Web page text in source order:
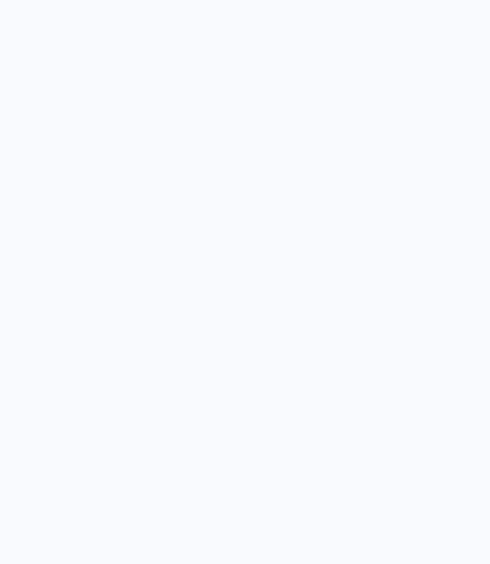
στον 1ον όροφο.
τα 17 τ.μ. στο ισόγειο και